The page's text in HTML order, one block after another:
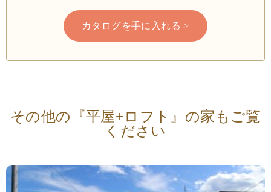
カタログを手に入れる >
その他の『平屋+ロフト』の家もご覧
ください